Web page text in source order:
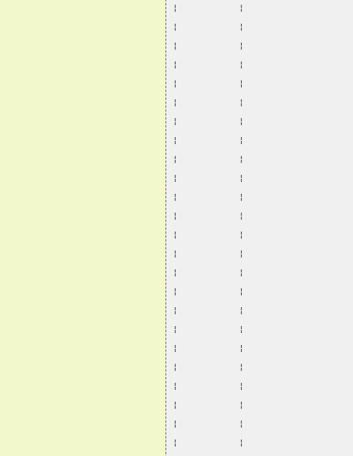
¦           ¦
¦           ¦
¦           ¦
¦           ¦
¦           ¦
¦           ¦
¦           ¦
¦           ¦
¦           ¦
¦           ¦
¦           ¦
¦           ¦
¦           ¦
¦           ¦
¦           ¦
¦           ¦
¦           ¦
¦           ¦
¦           ¦
¦           ¦
¦           ¦
¦           ¦
¦           ¦
¦           ¦